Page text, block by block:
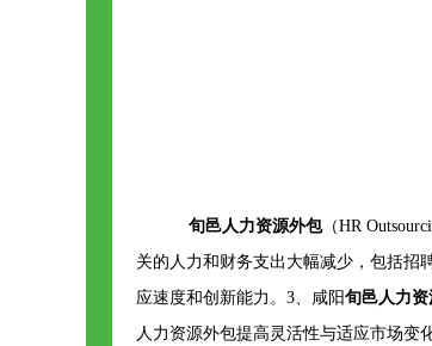
旬邑人力资源外包（HR
关的人力和财务支出大幅减少，包括招
应速度和创新能力。3、咸阳旬邑人力资
人力资源外包提高灵活性与适应市场变